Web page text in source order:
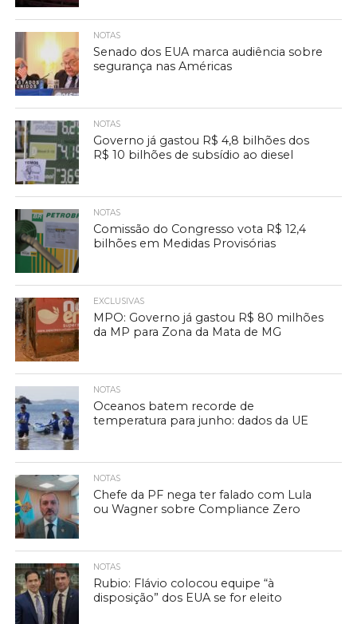
NOTAS
Senado dos EUA marca audiência sobre
segurança nas Américas
NOTAS
Governo já gastou R$ 4,8 bilhões dos
R$ 10 bilhões de subsídio ao diesel
NOTAS
Comissão do Congresso vota R$ 12,4
bilhões em Medidas Provisórias
EXCLUSIVAS
MPO: Governo já gastou R$ 80 milhões
da MP para Zona da Mata de MG
NOTAS
Oceanos batem recorde de
temperatura para junho: dados da UE
NOTAS
Chefe da PF nega ter falado com Lula
ou Wagner sobre Compliance Zero
NOTAS
Rubio: Flávio colocou equipe “à
disposição” dos EUA se for eleito